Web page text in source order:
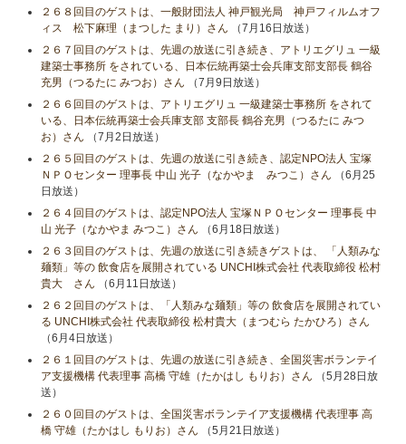
２６８回目のゲストは、一般財団法人 神戸観光局 神戸フィルムオフ
ィス 松下麻理（まつした まり）さん （7月16日放送）
２６７回目のゲストは、先週の放送に引き続き、アトリエグリュ 一級
建築士事務所 をされている、日本伝統再築士会兵庫支部支部長 鶴谷
充男（つるたに みつお）さん （7月9日放送）
２６６回目のゲストは、アトリエグリュ 一級建築士事務所 をされて
いる、日本伝統再築士会兵庫支部 支部長 鶴谷充男（つるたに みつ
お）さん （7月2日放送）
２６５回目のゲストは、先週の放送に引き続き、認定NPO法人 宝塚
ＮＰＯセンター 理事長 中山 光子（なかやま みつこ）さん （6月25
日放送）
２６４回目のゲストは、認定NPO法人 宝塚ＮＰＯセンター 理事長 中
山 光子（なかやま みつこ）さん （6月18日放送）
２６３回目のゲストは、先週の放送に引き続きゲストは、 「人類みな
麺類」等の 飲食店を展開されている UNCHI株式会社 代表取締役 松村
貴大 さん （6月11日放送）
２６２回目のゲストは、「人類みな麺類」等の 飲食店を展開されてい
る UNCHI株式会社 代表取締役 松村貴大（まつむら たかひろ）さん
（6月4日放送）
２６１回目のゲストは、先週の放送に引き続き、全国災害ボランテイ
ア支援機構 代表理事 高橋 守雄（たかはし もりお）さん （5月28日放
送）
２６０回目のゲストは、全国災害ボランテイア支援機構 代表理事 高
橋 守雄（たかはし もりお）さん （5月21日放送）